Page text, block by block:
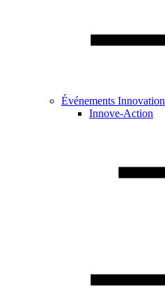
Événements Innovation
Innove-Action